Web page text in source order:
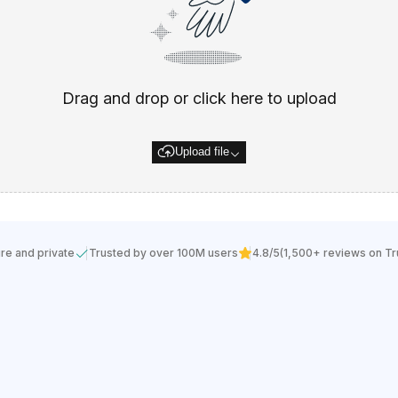
Drag and drop or click here to upload
Upload file
and private Trusted by over 100M users 4.8/5(1,500+ reviews on